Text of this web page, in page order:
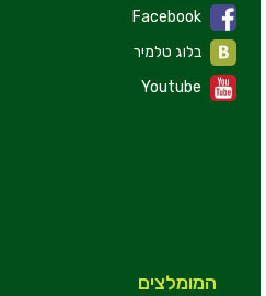
Facebook
Youtube
המומלצים